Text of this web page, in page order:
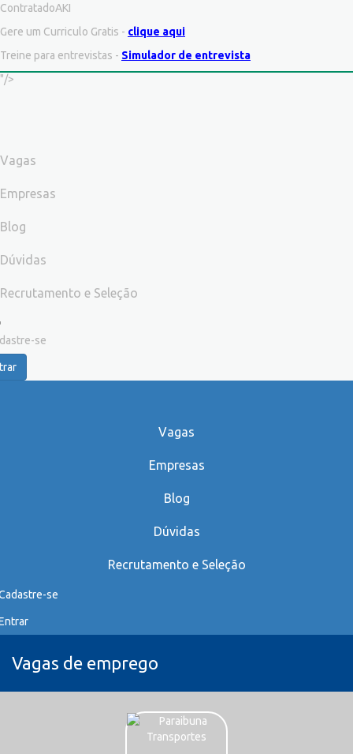
ContratadoAKI
Gere um Curriculo Gratis - clique aqui
Treine para entrevistas - Simulador de entrevista
"/>
Vagas
Empresas
Blog
Dúvidas
Recrutamento e Seleção
se
Vagas
Empresas
Blog
Dúvidas
Recrutamento e Seleção
se
Vagas de emprego